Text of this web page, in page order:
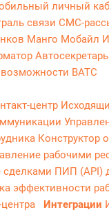
личный
связи СМС-
Манго Мобайл
Автосекретарь
возможности ВАТС
центр
Конструктор
рабочими
сделками ПИП (API)
эффективности
Интеграции